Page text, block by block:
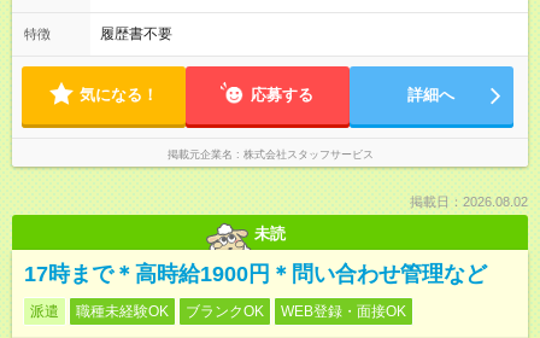
特徴 履歴書不要
気になる！ 応募する 詳細へ
掲載元企業名 株式会社スタッフサービス
掲載日：2026.08.02
未読
17時まで＊高時給1900円＊問い合わせ管理など
派遣 職種未経験OK ブランクOK WEB登録・面接OK